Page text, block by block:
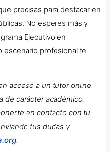
precisas para destacar en
No esperes más y
Ejecutivo en
escenario profesional te
acceso a un tutor online
de carácter académico.
en contacto con tu
tus dudas y
.